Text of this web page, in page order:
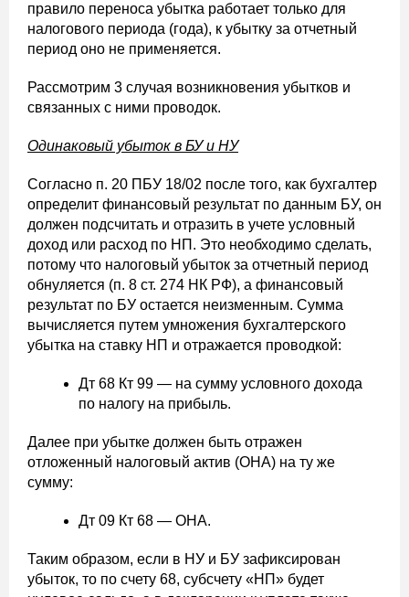
правило переноса убытка работает только для
налогового периода (года), к убытку за отчетный
период оно не применяется.
Рассмотрим 3 случая возникновения убытков и
связанных с ними проводок.
Одинаковый убыток в БУ и НУ
Согласно п. 20 ПБУ 18/02 после того, как бухгалтер
определит финансовый результат по данным БУ, он
должен подсчитать и отразить в учете условный
доход или расход по НП. Это необходимо сделать,
потому что налоговый убыток за отчетный период
обнуляется (п. 8 ст. 274 НК РФ), а финансовый
результат по БУ остается неизменным. Сумма
вычисляется путем умножения бухгалтерского
убытка на ставку НП и отражается проводкой:
Дт 68 Кт 99 — на сумму условного дохода
по налогу на прибыль.
Далее при убытке должен быть отражен
отложенный налоговый актив (ОНА) на ту же
сумму:
Дт 09 Кт 68 — ОНА.
Таким образом, если в НУ и БУ зафиксирован
убыток, то по счету 68, субсчету «НП» будет